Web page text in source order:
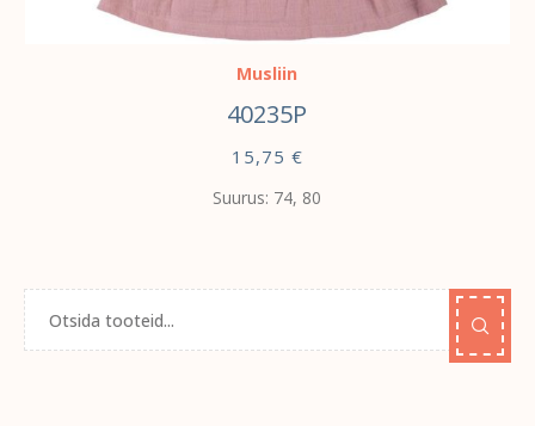
VALI
Musliin
40235P
15,75 €
Suurus: 74, 80